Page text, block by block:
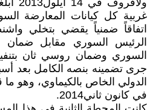
غربية كل كيانات المعارضة
اتفاقاً ضمنياً يقضي بتخلي
الرئيس السوري مقابل ضمان
في كانون ثاني2014.